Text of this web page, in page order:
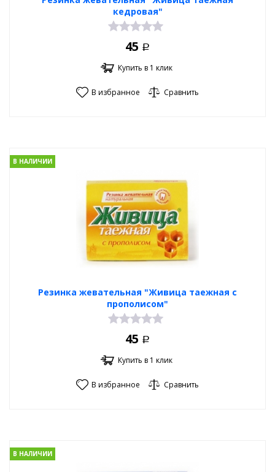
кедровая"
45 Р
Купить в 1 клик
В избранное Сравнить
Резинка жевательная "Живица таежная с
прополисом"
В НАЛИЧИИ
45 Р
Купить в 1 клик
В избранное Сравнить
В НАЛИЧИИ